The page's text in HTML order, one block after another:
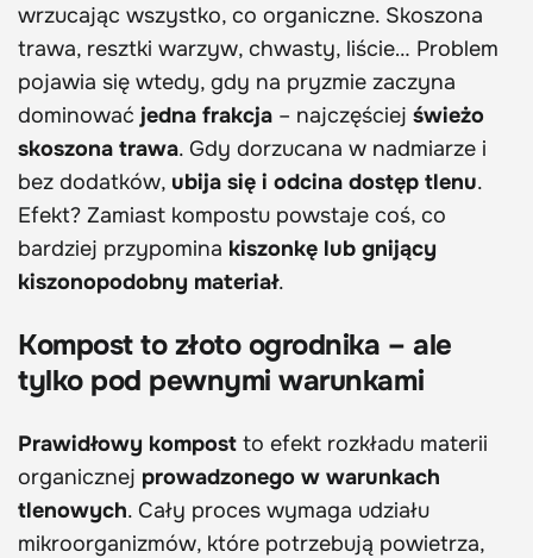
wrzucając wszystko, co organiczne. Skoszona
trawa, resztki warzyw, chwasty, liście… Problem
pojawia się wtedy, gdy na pryzmie zaczyna
dominować jedna frakcja – najczęściej świeżo
skoszona trawa. Gdy dorzucana w nadmiarze i
bez dodatków, ubija się i odcina dostęp tlenu.
Efekt? Zamiast kompostu powstaje coś, co
bardziej przypomina kiszonkę lub gnijący
kiszonopodobny materiał.
Kompost to złoto ogrodnika – ale
tylko pod pewnymi warunkami
Prawidłowy kompost to efekt rozkładu materii
organicznej prowadzonego w warunkach
tlenowych. Cały proces wymaga udziału
mikroorganizmów, które potrzebują powietrza,